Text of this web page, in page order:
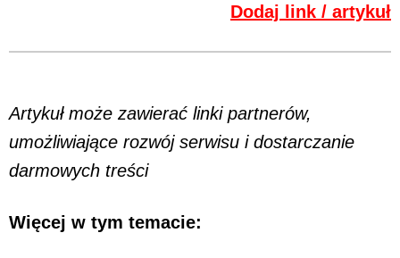
Dodaj link / artykuł
Artykuł może zawierać linki partnerów,
umożliwiające rozwój serwisu i dostarczanie
darmowych treści
Więcej w tym temacie: